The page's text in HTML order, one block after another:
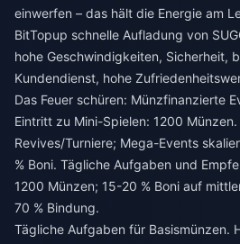
einwerfen – das hält die Energie am
BitTopup schnelle Aufladung von
hohe Geschwindigkeiten, Sicherheit,
Kundendienst, hohe
Das Feuer schüren: Münzfinanzierte
Eintritt zu Mini-Spielen: 1200
Revives/Turniere; Mega-Events
% Boni. Tägliche Aufgaben und
1200 Münzen; 15-20 % Boni auf
70 % Bindung.
Tägliche Aufgaben für Basismünzen.